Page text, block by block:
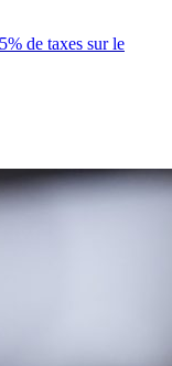
de taxes sur le